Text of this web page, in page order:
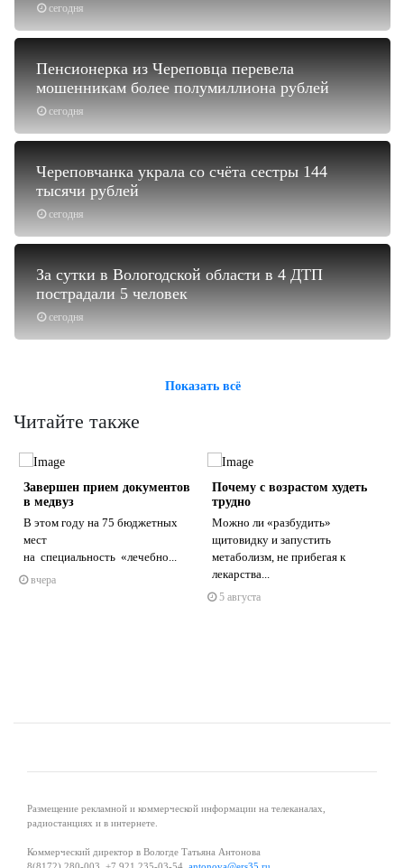
сегодня
сегодня
Пенсионерка из Череповца перевела
мошенникам более полумиллиона рублей
сегодня
Череповчанка украла со счёта сестры 144
тысячи рублей
сегодня
За сутки в Вологодской области в 4 ДТП
пострадали 5 человек
Показать всё
Читайте также
Завершен прием документов
в медвуз
В этом году на 75 бюджетных
мест
на специальность «лечебно...
вчера
Почему с возрастом худеть
трудно
Можно ли «разбудить»
щитовидку и запустить
метаболизм, не прибегая к
лекарства...
5 августа
Размещение рекламной и коммерческой информации на телеканалах,
радиостанциях и в интернете.
Коммерческий директор в Вологде Татьяна Антонова